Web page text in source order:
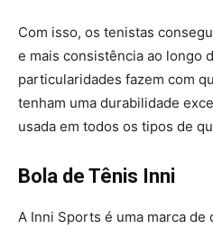
Com isso, os tenistas
e mais consistência ao longo
particularidades fazem com
tenham uma durabilidade
usada em todos os tipos de
Bola de Tênis Inni
A Inni Sports é uma marca